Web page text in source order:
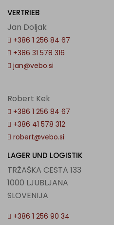
VERTRIEB
Jan Doljak
+386 1 256 84 67
+386 31 578 316
jan@vebo.si
Robert Kek
+386 1 256 84 67
+386 41 578 312
robert@vebo.si
LAGER UND LOGISTIK
TRŽAŠKA CESTA 133
1000 LJUBLJANA
SLOVENIJA
+386 1 256 90 34